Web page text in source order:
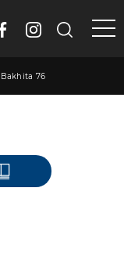
Bakhita 76